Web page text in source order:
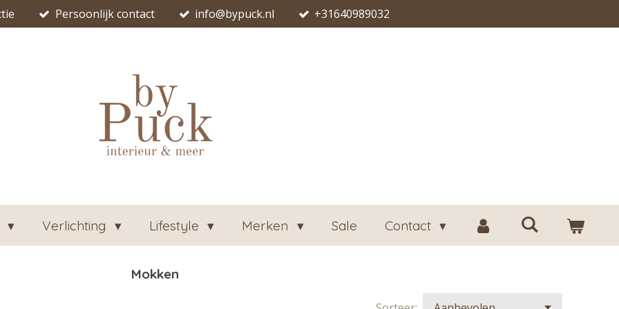
Persoonlijk contact info@bypuck.nl +31640989032
Verlichting Lifestyle Merken Sale Contact
Mokken